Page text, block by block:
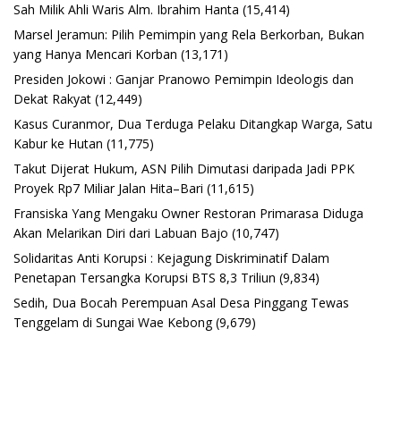
Sah Milik Ahli Waris Alm. Ibrahim Hanta (15,414)
Marsel Jeramun: Pilih Pemimpin yang Rela Berkorban, Bukan
yang Hanya Mencari Korban (13,171)
Presiden Jokowi : Ganjar Pranowo Pemimpin Ideologis dan
Dekat Rakyat (12,449)
Kasus Curanmor, Dua Terduga Pelaku Ditangkap Warga, Satu
Kabur ke Hutan (11,775)
Takut Dijerat Hukum, ASN Pilih Dimutasi daripada Jadi PPK
Proyek Rp7 Miliar Jalan Hita–Bari (11,615)
Fransiska Yang Mengaku Owner Restoran Primarasa Diduga
Akan Melarikan Diri dari Labuan Bajo (10,747)
Solidaritas Anti Korupsi : Kejagung Diskriminatif Dalam
Penetapan Tersangka Korupsi BTS 8,3 Triliun (9,834)
Sedih, Dua Bocah Perempuan Asal Desa Pinggang Tewas
Tenggelam di Sungai Wae Kebong (9,679)